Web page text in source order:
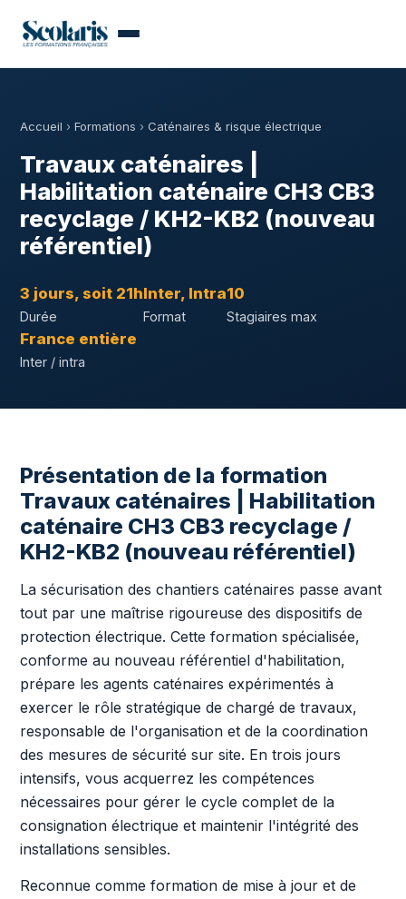
Accueil › Formations › Caténaires & risque électrique
Travaux caténaires |
Habilitation caténaire CH3 CB3
recyclage / KH2-KB2 (nouveau
référentiel)
3 jours, soit 21h
Durée
Inter, Intra
Format
10
Stagiaires max
France entière
Inter / intra
Présentation de la formation
Travaux caténaires | Habilitation
caténaire CH3 CB3 recyclage /
KH2-KB2 (nouveau référentiel)
La sécurisation des chantiers caténaires passe avant
tout par une maîtrise rigoureuse des dispositifs de
protection électrique. Cette formation spécialisée,
conforme au nouveau référentiel d'habilitation,
prépare les agents caténaires expérimentés à
exercer le rôle stratégique de chargé de travaux,
responsable de l'organisation et de la coordination
des mesures de sécurité sur site. En trois jours
intensifs, vous acquerrez les compétences
nécessaires pour gérer le cycle complet de la
consignation électrique et maintenir l'intégrité des
installations sensibles.
Reconnue comme formation de mise à jour et de